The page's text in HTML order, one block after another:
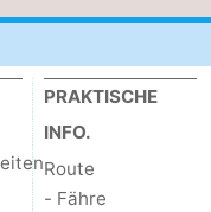
PRAKTISCHE
INFO.
Route
- Fähre